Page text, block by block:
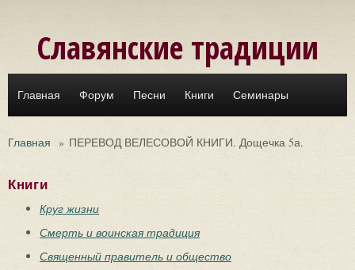
Славянские традиции
Главная Форум Песни Книги Семинары
Главная » ПЕРЕВОД ВЕЛЕСОВОЙ КНИГИ. Дощечка 5а.
Книги
Круг жизни
Смерть и воинская традиция
Священный правитель и общество